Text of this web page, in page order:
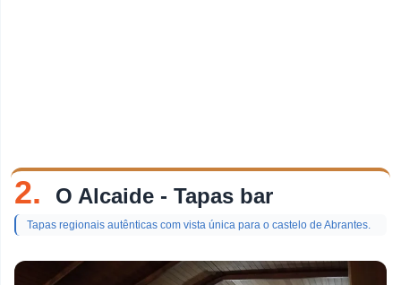
2. O Alcaide - Tapas bar
Tapas regionais autênticas com vista única para o castelo de Abrantes.